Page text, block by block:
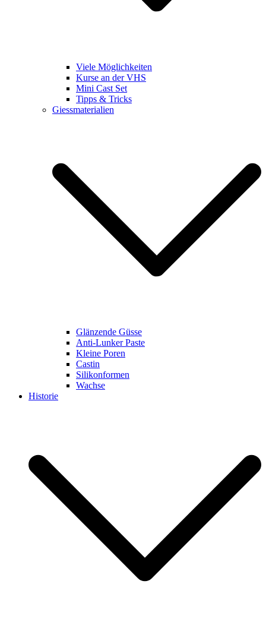
Viele Möglichkeiten
Kurse an der VHS
Mini Cast Set
Tipps & Tricks
Giessmaterialien
Glänzende Güsse
Anti-Lunker Paste
Kleine Poren
Castin
Silikonformen
Wachse
Historie